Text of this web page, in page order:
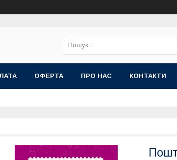
ОФЕРТА ПРО НАС КОНТАКТИ